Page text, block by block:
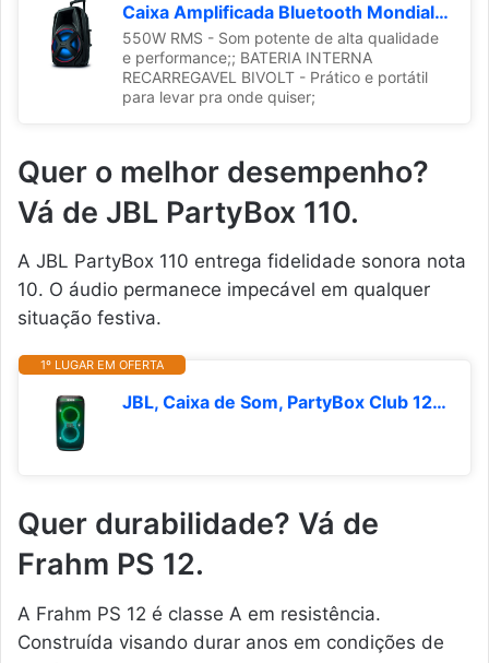
Caixa Amplificada Bluetooth Mondial CM550 Connect Power Plus 550W
550W RMS - Som potente de alta qualidade
e performance;; BATERIA INTERNA
RECARREGAVEL BIVOLT - Prático e portátil
para levar pra onde quiser;
Quer o melhor desempenho?
Vá de JBL PartyBox 110.
A JBL PartyBox 110 entrega fidelidade sonora nota
10. O áudio permanece impecável em qualquer
situação festiva.
1º LUGAR EM OFERTA
JBL, Caixa de Som, PartyBox Club 120, Bluetooth, Show de Luzes, À Prova de Respingos, Som JBL Pro Sound, 160W RMS - Preta
Quer durabilidade? Vá de
Frahm PS 12.
A Frahm PS 12 é classe A em resistência.
Construída visando durar anos em condições de